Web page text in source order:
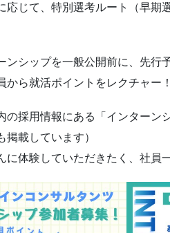
じて、特別選考ルート（早期選
シップを一般公開前に、先行
ら就活ポイントをレクチャー！
の採用情報にある「インターン
載しています）
に体験していただきたく、社員